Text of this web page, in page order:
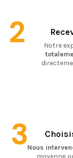
Notre
2
Nous
moyenne
3